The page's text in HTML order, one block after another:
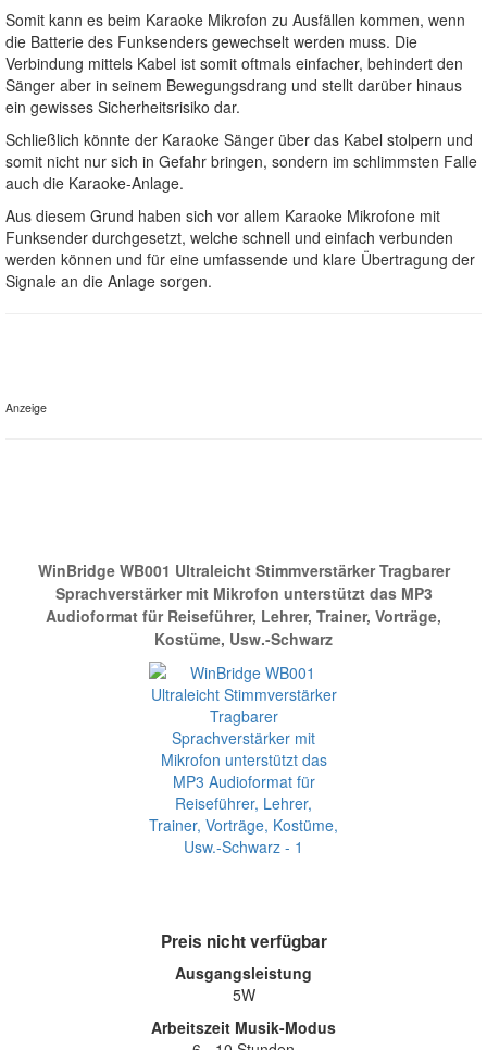
Somit kann es beim Karaoke Mikrofon zu Ausfällen kommen, wenn
die Batterie des Funksenders gewechselt werden muss. Die
Verbindung mittels Kabel ist somit oftmals einfacher, behindert den
Sänger aber in seinem Bewegungsdrang und stellt darüber hinaus
ein gewisses Sicherheitsrisiko dar.
Schließlich könnte der Karaoke Sänger über das Kabel stolpern und
somit nicht nur sich in Gefahr bringen, sondern im schlimmsten Falle
auch die Karaoke-Anlage.
Aus diesem Grund haben sich vor allem Karaoke Mikrofone mit
Funksender durchgesetzt, welche schnell und einfach verbunden
werden können und für eine umfassende und klare Übertragung der
Signale an die Anlage sorgen.
Anzeige
WinBridge WB001 Ultraleicht Stimmverstärker Tragbarer
Sprachverstärker mit Mikrofon unterstützt das MP3
Audioformat für Reiseführer, Lehrer, Trainer, Vorträge,
Kostüme, Usw.-Schwarz
Preis nicht verfügbar
Ausgangsleistung
5W
Arbeitszeit Musik-Modus